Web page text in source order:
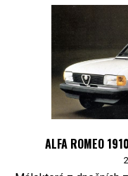
ALFA ROMEO